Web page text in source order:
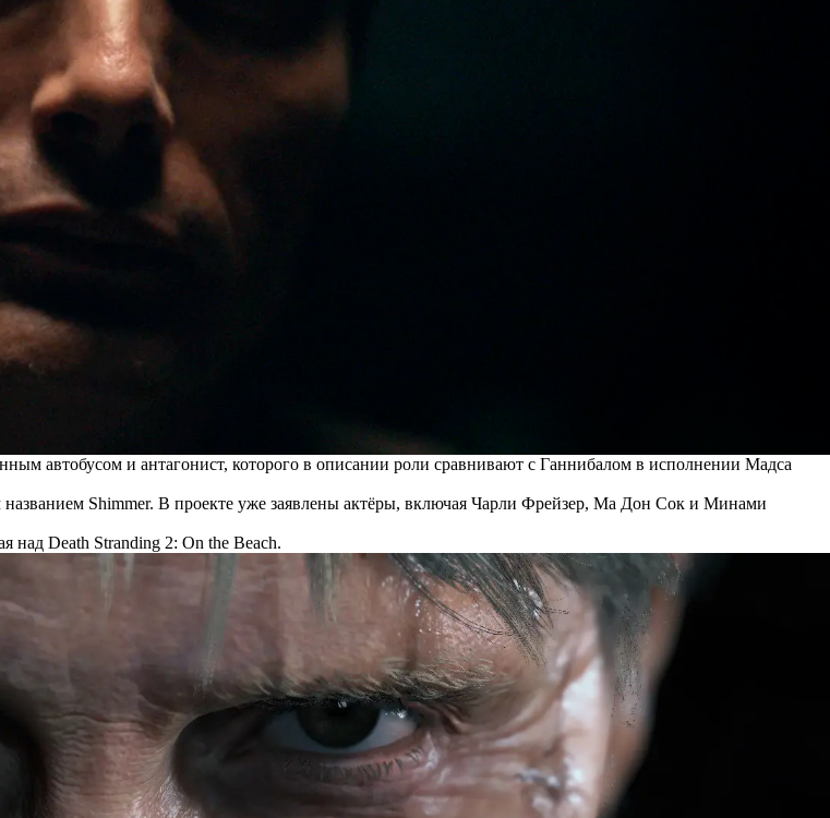
автобусом и антагонист, которого в описании роли сравнивают с Ганнибалом в исполнении Мадса
названием Shimmer. В проекте уже заявлены актёры, включая Чарли Фрейзер, Ма Дон Сок и Минами
над Death Stranding 2: On the Beach.